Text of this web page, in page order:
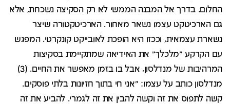
החלום. בדרך אל המבנה הממשי לא רק הסקיצה נשכחת, אלא
גם הארכיטקט עצמו נשאר מאחור. הארכיטקטורה שיצר
נשארת עצמאית, וככזו היא הופכת לאובייקט קונקרטי. המפגש
עם הקרקע "מלכלך" את האידיאה שמתקיימת בסקיצות
המרהיבות של מנדלסון, אבל בו בזמן מאפשר את החיים. (3)
מנדלסון כותב על עצמו: "אני חי בתוך חזיונות בלתי פוסקים.
קשה לתפוס את זה וקשה להבין את זה לגמרי. להביע את זה